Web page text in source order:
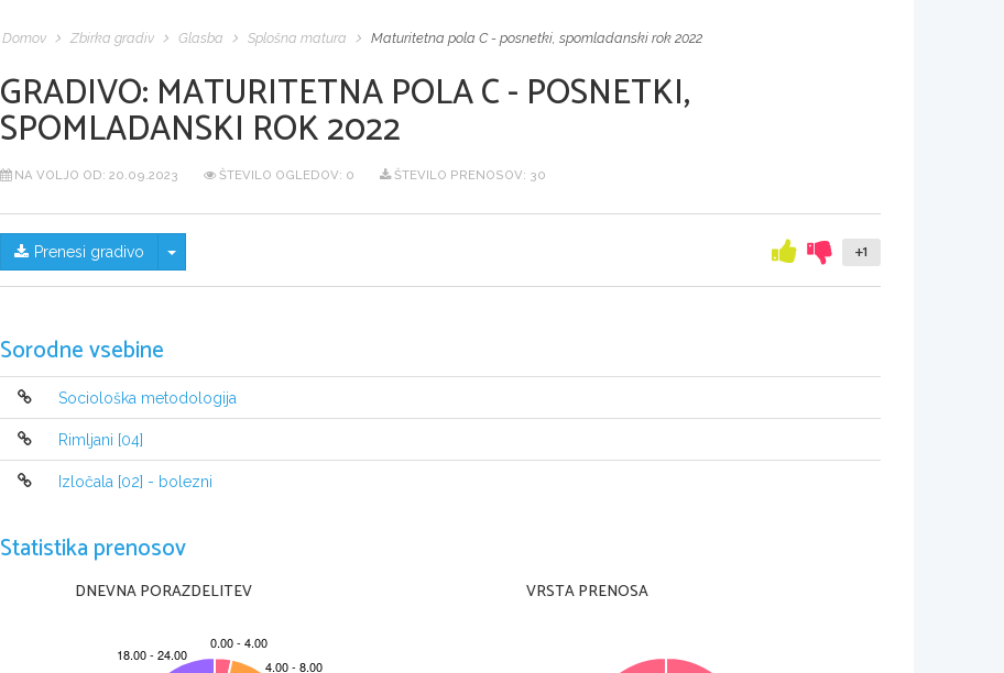
Domov Zbirka gradiv Glasba Splošna matura Maturitetna pola C - posnetki, spomladanski rok 2022
GRADIVO: MATURITETNA POLA C - POSNETKI,
SPOMLADANSKI ROK 2022
NA VOLJO OD: 20.09.2023 ŠTEVILO OGLEDOV: 0 ŠTEVILO PRENOSOV: 30
Prenesi gradivo Skrij/prikaži meni +1
Sorodne vsebine
Sociološka metodologija
Rimljani [04]
Izločala [02] - bolezni
Statistika prenosov
DNEVNA PORAZDELITEV VRSTA PRENOSA